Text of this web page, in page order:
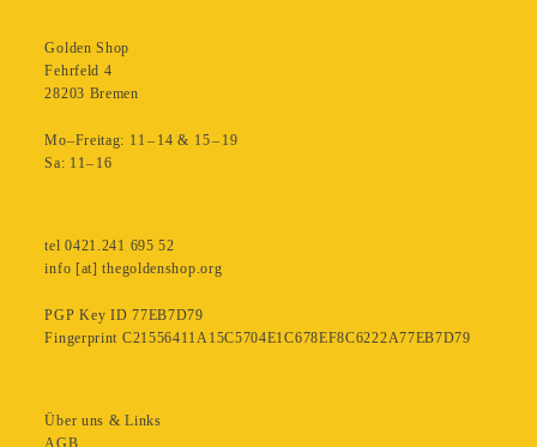
Golden Shop
Fehrfeld 4
28203 Bremen
Mo–Freitag: 11 – 14 & 15 – 19
Sa: 11– 16
tel 0421.241 695 52
info [at] thegoldenshop.org
PGP Key ID 77EB7D79
Fingerprint C21556411A15C5704E1C678EF8C6222A77EB7D79
Über uns & Links
AGB